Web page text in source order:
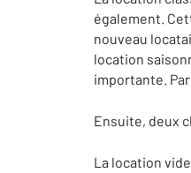
également.
nouveau
location
importante.
Ensuite, deux
La location